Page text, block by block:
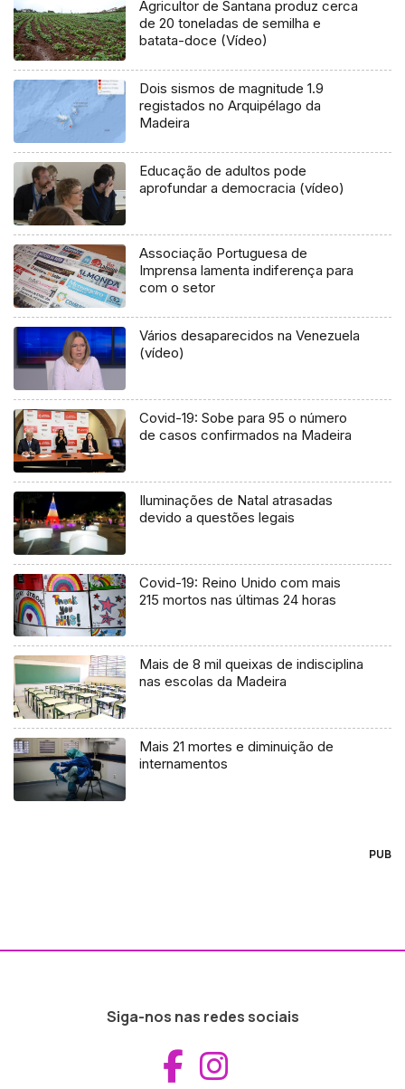
Agricultor de Santana produz cerca
de 20 toneladas de semilha e
batata-doce (Vídeo)
Dois sismos de magnitude 1.9
registados no Arquipélago da
Madeira
Educação de adultos pode
aprofundar a democracia (vídeo)
Associação Portuguesa de
Imprensa lamenta indiferença para
com o setor
Vários desaparecidos na Venezuela
(vídeo)
Covid-19: Sobe para 95 o número
de casos confirmados na Madeira
Iluminações de Natal atrasadas
devido a questões legais
Covid-19: Reino Unido com mais
215 mortos nas últimas 24 horas
Mais de 8 mil queixas de indisciplina
nas escolas da Madeira
Mais 21 mortes e diminuição de
internamentos
PUB
Siga-nos nas redes sociais
Aceder ao